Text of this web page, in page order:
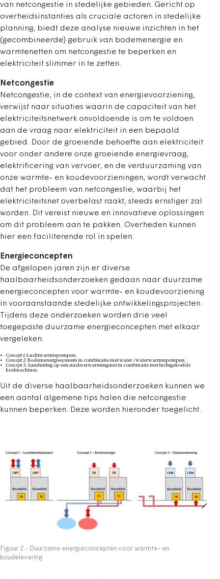
van netcongestie in stedelijke gebieden. Gericht op
overheidsinstanties als cruciale actoren in stedelijke
planning, biedt deze analyse nieuwe inzichten in het
(gecombineerde) gebruik van bodemenergie en
warmtenetten om netcongestie te beperken en
elektriciteit slimmer in te zetten.
Netcongestie
Netcongestie, in de context van energievoorziening,
verwijst naar situaties waarin de capaciteit van het
elektriciteitsnetwerk onvoldoende is om te voldoen
aan de vraag naar elektriciteit in een bepaald
gebied. Door de groeiende behoefte aan elektriciteit
voor onder andere onze groeiende energievraag,
elektrificering van vervoer, en de verduurzaming van
onze warmte- en koude­voorzieningen, wordt verwacht
dat het probleem van netcongestie, waarbij het
elektriciteitsnet overbelast raakt, steeds ernstiger zal
worden. Dit vereist nieuwe en innovatieve oplossingen
om dit probleem aan te pakken. Overheden kunnen
hier een faciliterende rol in spelen.
Energieconcepten
De afgelopen jaren zijn er diverse
haalbaarheidsonderzoeken gedaan naar duurzame
energieconcepten voor warmte- en koudevoorziening
in vooraanstaande stedelijke ontwikkelingsprojecten.
Tijdens deze onderzoeken worden drie veel
toegepaste duurzame energieconcepten met elkaar
vergeleken:
Concept 1: Luchtwarmtepompen;
Concept 2: Bodemenergiesysteem in combinatie met water-/waterwarmtepompen;
Concept 3: Aansluiting op een stadsverwarmingsnet in combinatie met luchtgekoelde
koelmachines.
Uit de diverse haalbaarheidsonderzoeken kunnen we
een aantal algemene tips halen die netcongestie
kunnen beperken. Deze worden hieronder toegelicht.
Figuur 2 - Duurzame energieconcepten voor warmte- en
koudelevering